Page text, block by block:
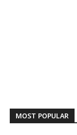
MOST POPULAR